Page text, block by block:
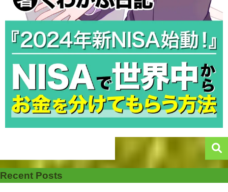
Recent Posts